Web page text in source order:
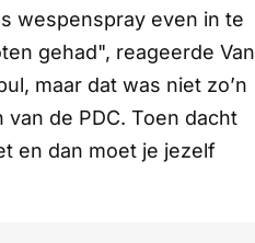
wespenspray even in te
gehad", reageerde Van
maar dat was niet zo’n
de PDC. Toen dacht
en dan moet je jezelf